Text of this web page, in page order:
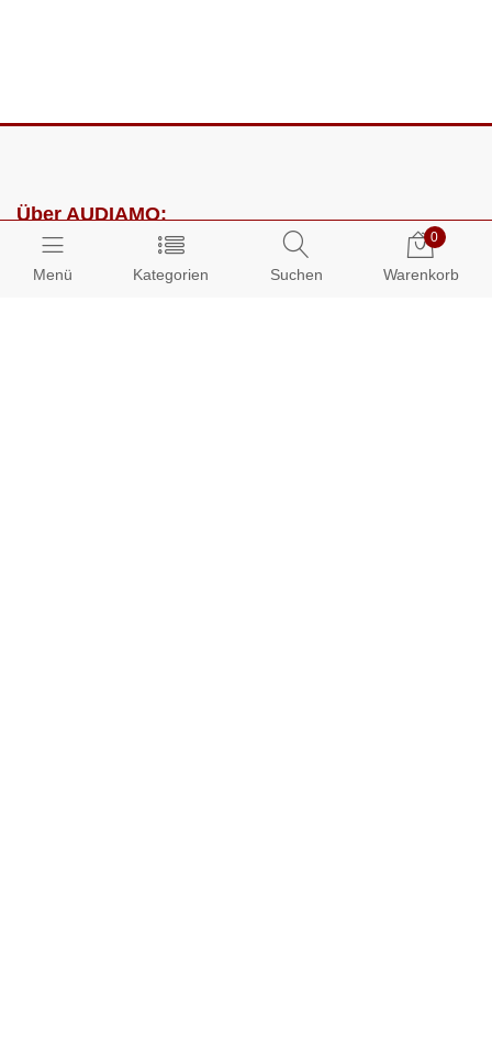
Menü Kategorien Suchen
0
Warenkorb
Über AUDIAMO:
Impressum